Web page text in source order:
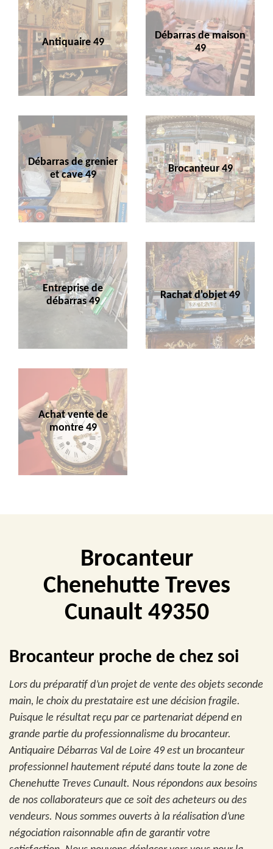
Antiquaire 49
Débarras de maison
49
Débarras de grenier
et cave 49
Brocanteur 49
Entreprise de
débarras 49
Rachat d'objet 49
Achat vente de
montre 49
Brocanteur
Chenehutte Treves
Cunault 49350
Brocanteur proche de chez soi
Lors du préparatif d’un projet de vente des objets seconde
main, le choix du prestataire est une décision fragile.
Puisque le résultat reçu par ce partenariat dépend en
grande partie du professionnalisme du brocanteur.
Antiquaire Débarras Val de Loire 49 est un brocanteur
professionnel hautement réputé dans toute la zone de
Chenehutte Treves Cunault. Nous répondons aux besoins
de nos collaborateurs que ce soit des acheteurs ou des
vendeurs. Nous sommes ouverts à la réalisation d’une
négociation raisonnable afin de garantir votre